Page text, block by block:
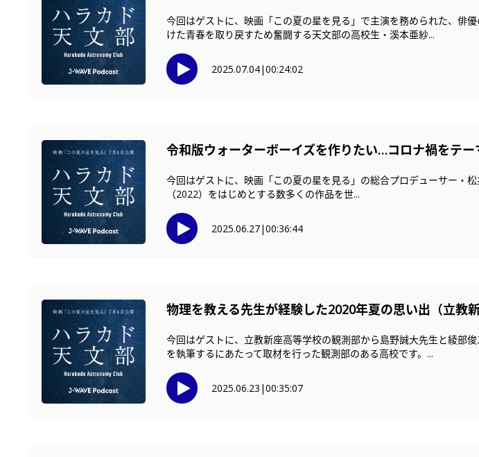
今回はゲストに、映画「この夏の星を見る」で主演を務められた、俳
けた青春を取り戻すため奮闘する天文部の高校生・溪本亜紗...
2025.07.04|00:24:02
令和版ウォーターボーイズを作りたい…コロナ禍をテー
今回はゲストに、映画「この夏の星を見る」の総合プロデューサー・
（2022）をはじめとする数多くの作品を世...
2025.06.27|00:36:44
物理を教える先生が経験した2020年夏の思い出（立教
今回はゲストに、立教新座高等学校の観測部から島野誠大先生と綾部
を執筆するにあたって取材を行った観測部のある高校です。...
2025.06.23 |00:35:07